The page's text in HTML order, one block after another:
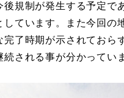
後規制が発生する予定で
しています。また今回の
完了時期が示されておら
続される事が分かってい